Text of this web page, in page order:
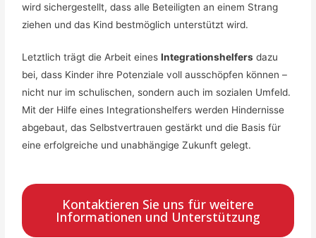
wird sichergestellt, dass alle Beteiligten an einem Strang
ziehen und das Kind bestmöglich unterstützt wird.
Letztlich trägt die Arbeit einesIntegrationshelfers dazu
bei, dass Kinder ihre Potenziale voll ausschöpfen können –
nicht nur im schulischen, sondern auch im sozialen Umfeld.
Mit der Hilfe eines Integrationshelfers werden Hindernisse
abgebaut, das Selbstvertrauen gestärkt und die Basis für
eine erfolgreiche und unabhängige Zukunft gelegt.
Kontaktieren Sie uns für weitere
Informationen und Unterstützung